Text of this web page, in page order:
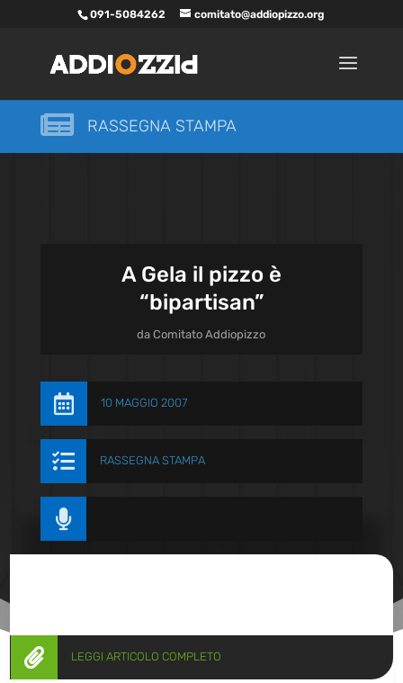
091-5084262 comitato@addiopizzo.org
 RASSEGNA STAMPA
A Gela il pizzo è
“bipartisan”
daComitato Addiopizzo
 10 MAGGIO 2007
 RASSEGNA STAMPA

 LEGGI ARTICOLO COMPLETO